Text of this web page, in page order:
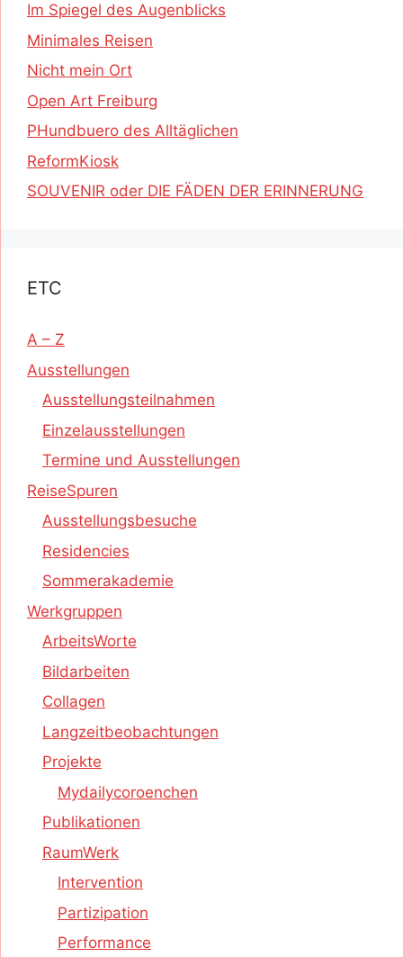
Im Spiegel des Augenblicks
Minimales Reisen
Nicht mein Ort
Open Art Freiburg
PHundbuero des Alltäglichen
ReformKiosk
SOUVENIR oder DIE FÄDEN DER ERINNERUNG
ETC
A – Z
Ausstellungen
Ausstellungsteilnahmen
Einzelausstellungen
Termine und Ausstellungen
ReiseSpuren
Ausstellungsbesuche
Residencies
Sommerakademie
Werkgruppen
ArbeitsWorte
Bildarbeiten
Collagen
Langzeitbeobachtungen
Projekte
Mydailycoroenchen
Publikationen
RaumWerk
Intervention
Partizipation
Performance